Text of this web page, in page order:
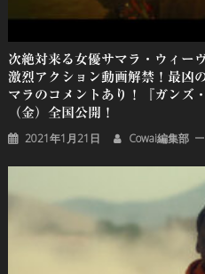
次絶対来る女優サマラ・ウィー
激烈アクション動画解禁！最凶
マラのコメントあり！『ガンズ
（金）全国公開！
2021年1月21日 Cowai編集部